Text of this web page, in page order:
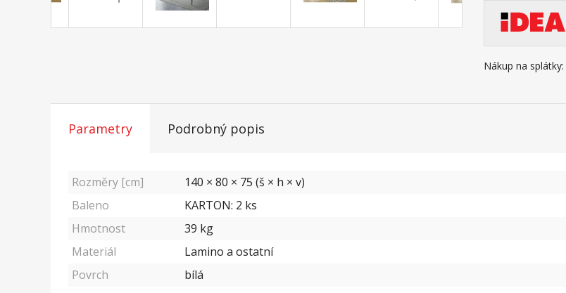
Nákup na splátky:
Parametry Podrobný popis
Rozměry [cm]
140 × 80 × 75 (š × h × v)
Baleno
KARTON: 2 ks
Hmotnost
39 kg
Materiál
Lamino a ostatní
Povrch
bílá